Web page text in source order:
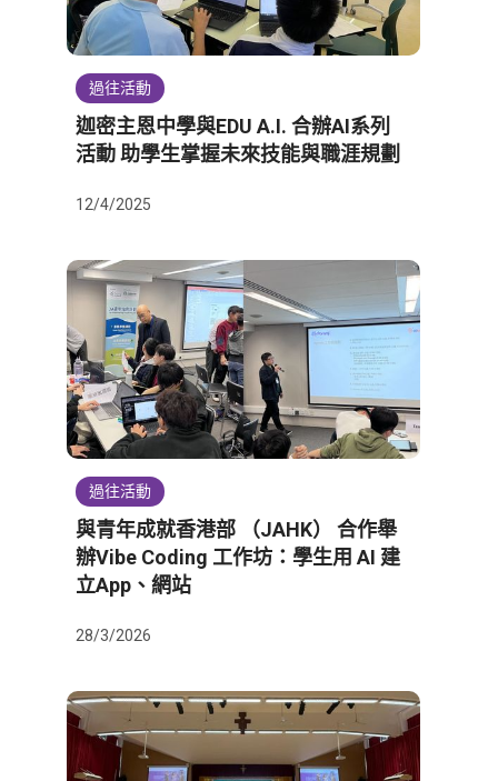
過往活動
迦密主恩中學與EDU A.I. 合辦AI系列
活動 助學生掌握未來技能與職涯規劃
12/4/2025
過往活動
與青年成就香港部 （JAHK） 合作舉
辦Vibe Coding 工作坊：學生用 AI 建
立App、網站
28/3/2026